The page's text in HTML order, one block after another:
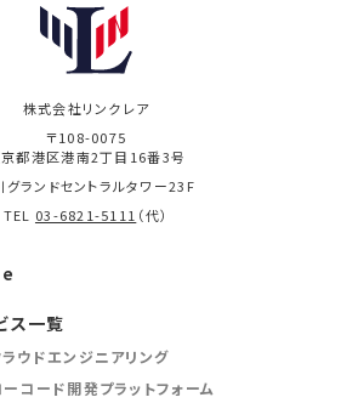
株式会社リンクレア
〒108-0075
都港区港南2丁目16番3号
グランドセントラルタワー23F
TEL 03-6821-5111 （代）
ス一覧
ラウドエンジニアリング
ーコード開発プラットフォーム